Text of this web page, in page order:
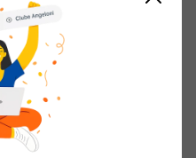
( R$ 0,02/un )
R$ 1, 79